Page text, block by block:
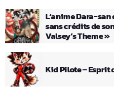
L’anime Dara-
sans crédits de
Valsey’s Theme »
Kid Pilote – Esprit